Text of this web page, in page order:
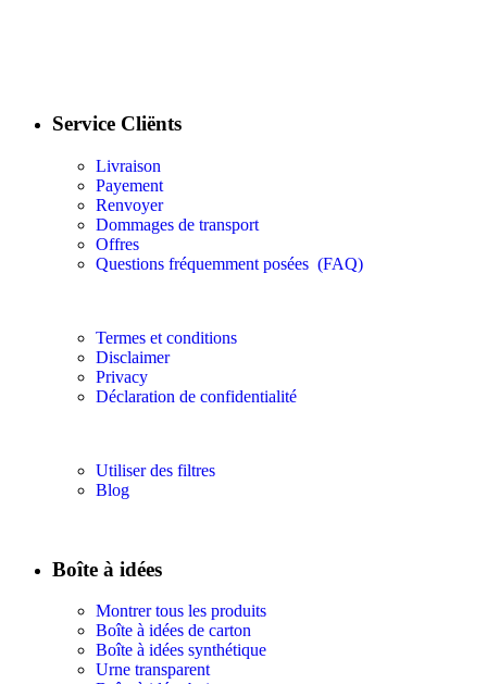
Service Cliënts
Livraison
Payement
Renvoyer
Dommages de transport
Offres
Questions fréquemment posées (FAQ)
Termes et conditions
Disclaimer
Privacy
Déclaration de confidentialité
Utiliser des filtres
Blog
Boîte à idées
Montrer tous les produits
Boîte à idées de carton
Boîte à idées synthétique
Urne transparent